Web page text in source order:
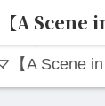
始まる。映画と写
【A Scene in
A Scene